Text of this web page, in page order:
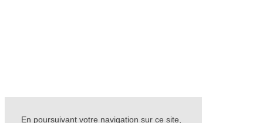
En poursuivant votre navigation sur ce site,